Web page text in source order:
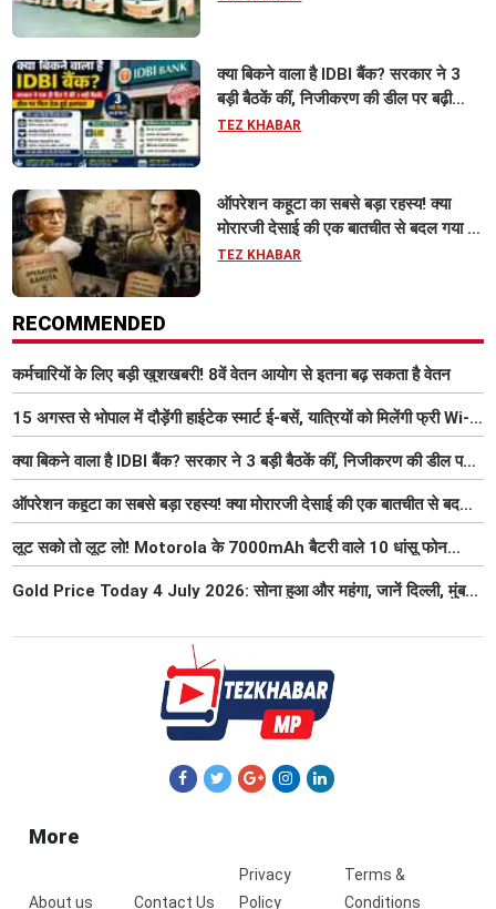
क्या बिकने वाला है IDBI बैंक? सरकार ने 3
बड़ी बैठकें कीं, निजीकरण की डील पर बढ़ी
हलचल
TEZ KHABAR
ऑपरेशन कहूटा का सबसे बड़ा रहस्य! क्या
मोरारजी देसाई की एक बातचीत से बदल गया था
भारत का गुप्त मिशन?
TEZ KHABAR
RECOMMENDED
कर्मचारियों के लिए बड़ी खुशखबरी! 8वें वेतन आयोग से इतना बढ़ सकता है वेतन
15 अगस्त से भोपाल में दौड़ेंगी हाईटेक स्मार्ट ई-बसें, यात्रियों को मिलेंगी फ्री Wi-
Fi समेत आधुनिक सुविधा
क्या बिकने वाला है IDBI बैंक? सरकार ने 3 बड़ी बैठकें कीं, निजीकरण की डील पर
बढ़ी हलचल
ऑपरेशन कहूटा का सबसे बड़ा रहस्य! क्या मोरारजी देसाई की एक बातचीत से बदल
गया था भारत का गुप्त मिशन?
लूट सको तो लूट लो! Motorola के 7000mAh बैटरी वाले 10 धांसू फोन
₹7000 तक हुए सस्ते, 6 जुलाई तक मौका
Gold Price Today 4 July 2026: सोना हुआ और महंगा, जानें दिल्ली, मुंबई,
More
About us Contact Us
Privacy
Policy
Terms &
Conditions